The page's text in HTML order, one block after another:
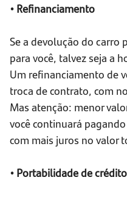
• Refinanciamento
Se a devolução do carro
para você, talvez seja a
Um refinanciamento de
troca de contrato, com
Mas atenção: menor
você continuará
com mais juros no valor
• Portabilidade de crédito